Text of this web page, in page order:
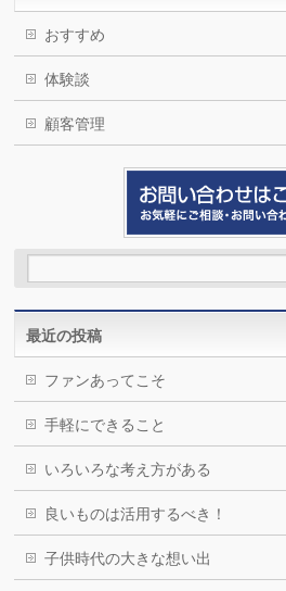
おすすめ
体験談
顧客管理
最近の投稿
ファンあってこそ
手軽にできること
いろいろな考え方がある
良いものは活用するべき！
子供時代の大きな想い出